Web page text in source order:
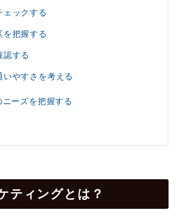
ェックする
を把握する
認する
いやすさを考える
ニーズを把握する
ティングとは？